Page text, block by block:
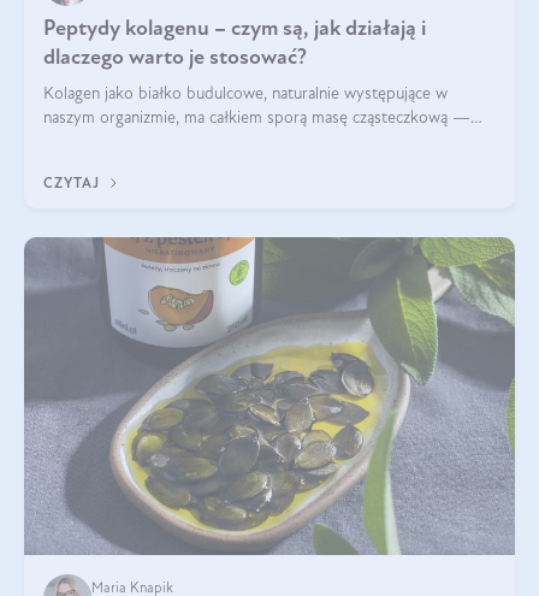
Peptydy kolagenu – czym są, jak działają i
dlaczego warto je stosować?
Kolagen jako białko budulcowe, naturalnie występujące w
naszym organizmie, ma całkiem sporą masę cząsteczkową —
bardziej biodostępny
CZYTAJ
Maria Knapik